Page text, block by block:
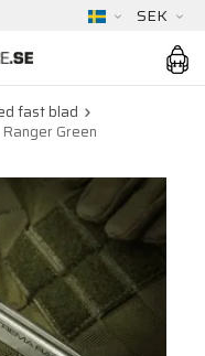
SEK
fast blad
Green